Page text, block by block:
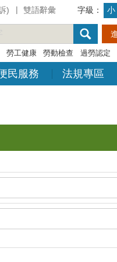
) 雙語辭彙 字級： 小
勞工健康 勞動檢查 過勞認定
民服務 法規專區